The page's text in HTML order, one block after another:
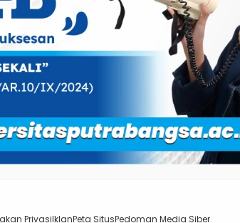
PrivasiIklanPeta SitusPedoman Media Siber